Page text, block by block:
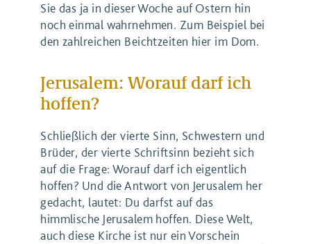
Sie das ja in dieser Woche auf Ostern hin
noch einmal wahrnehmen. Zum Beispiel bei
den zahlreichen Beichtzeiten hier im Dom.
Jerusalem: Worauf darf ich
hoffen?
Schließlich der vierte Sinn, Schwestern und
Brüder, der vierte Schriftsinn bezieht sich
auf die Frage: Worauf darf ich eigentlich
hoffen? Und die Antwort von Jerusalem her
gedacht, lautet: Du darfst auf das
himmlische Jerusalem hoffen. Diese Welt,
auch diese Kirche ist nur ein Vorschein